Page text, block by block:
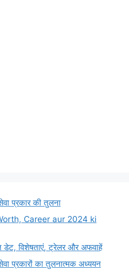
प्रकार की तुलना
Career aur 2024 ki
विशेषताएं, ट्रेलर और अफवाहें
प्रकारों का तुलनात्मक अध्ययन